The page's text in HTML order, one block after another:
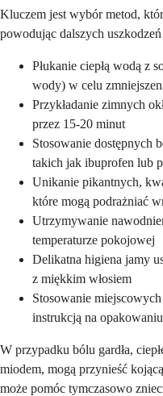
Kluczem jest wybór metod,
powodując dalszych
Płukanie ciepłą wodą z
wody) w celu
Przykładanie zimnych
przez 15-20 minut
Stosowanie dostępnych
takich jak ibuprofen lub
Unikanie pikantnych,
które mogą podrażniać
Utrzymywanie
temperaturze pokojowej
Delikatna higiena jamy
z miękkim włosiem
Stosowanie
instrukcją na
W przypadku bólu gardła,
miodem, mogą przynieść
może pomóc tymczasowo